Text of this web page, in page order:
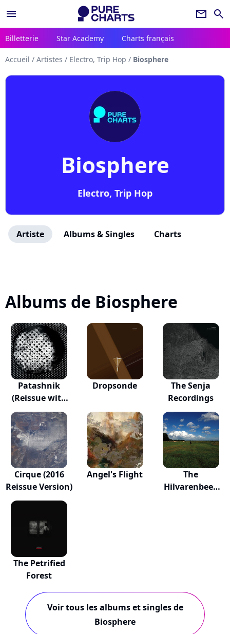
menu newsletter search
Billetterie Star Academy Charts français
Accueil / Artistes / Electro, Trip Hop / Biosphere
Biosphere
Electro, Trip Hop
Artiste Albums & Singles Charts
Albums de Biosphere
Patashnik
(Reissue with
Bonus...
Dropsonde
The Senja
Recordings
Cirque (2016
Reissue Version)
Angel's Flight
The
Hilvarenbeek
The Petrified
Forest
Voir tous les albums et singles de
Biosphere